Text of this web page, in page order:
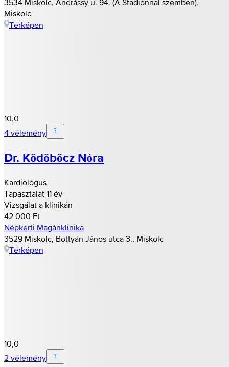
Miskolc
Térképen
10,0
4 vélemény
Dr. Ködöböcz Nóra
Kardiológus
Tapasztalat 11 év
Vizsgálat a klinikán
42 000 Ft
Népkerti Magánklinika
3529 Miskolc, Bottyán János utca 3., Miskolc
Térképen
10,0
2 vélemény